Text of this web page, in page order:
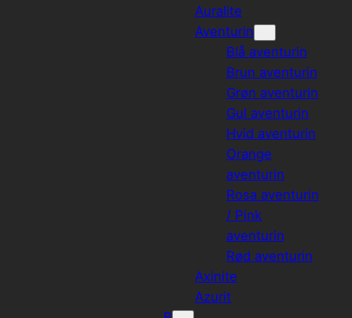
Auralite
Aventurin
Blå aventurin
Brun aventurin
Grøn aventurin
Gul aventurin
Hvid aventurin
Orange
aventurin
Rosa aventurin
/ Pink
aventurin
Rød aventurin
Axinite
Azurit